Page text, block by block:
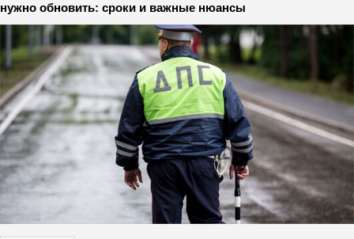
нужно обновить: сроки и важные нюансы